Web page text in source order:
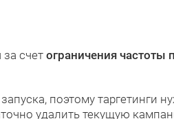
за счет ограничения частоты
поэтому таргетинги
удалить текущую